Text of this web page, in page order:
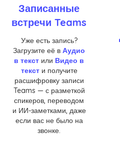
Записанные
встречи Teams
Уже есть запись?
Загрузите её в Аудио
в текст или Видео в
тексти получите
расшифровку записи
Teams — с разметкой
спикеров, переводом
и ИИ-заметками, даже
если вас не было на
звонке.